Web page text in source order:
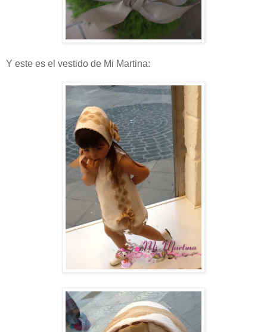
Y este es el vestido de Mi Martina: